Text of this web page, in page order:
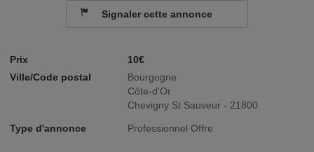
Prix
10€
Ville/Code postal
Bourgogne
Côte-d'Or
Chevigny St Sauveur - 21800
Type d'annonce Professionnel Offre
Signaler cette annonce